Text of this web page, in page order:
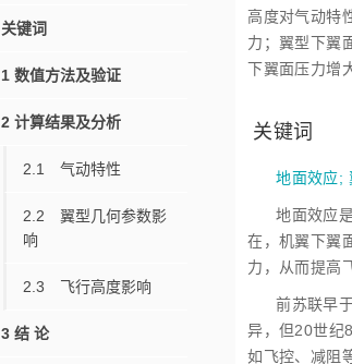
关键词
1 数值方法及验证
2 计算结果及分析
2.1 气动特性
2.2 翼型几何参数影
响
2.3 飞行高度影响
3 结 论
高度对气动特
力；翼型下翼
下翼面压力增
关键词
地面效应;
地面效应
在，机翼下翼
力，从而提高
前苏联早
异，但20世纪
如飞控、减阻